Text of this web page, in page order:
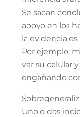
Se sacan
apoyo en los
la evidencia
Por ejemplo,
ver su celular
engañando
Uno o dos